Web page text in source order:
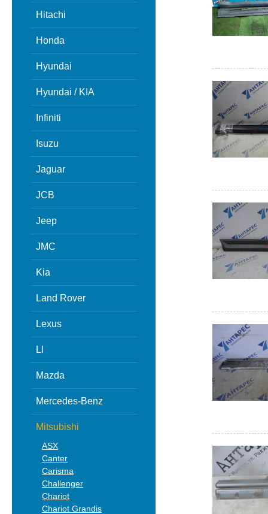
Hitachi
Honda
Hyundai
Hyundai / KIA
Infiniti
Isuzu
Jaguar
JCB
Jeep
JMC
Kia
Land Rover
Lexus
LI
Mazda
Mercedes-Benz
Mitsubishi
ASX
Canter
Carisma
Challenger
Chariot
Chariot Grandis